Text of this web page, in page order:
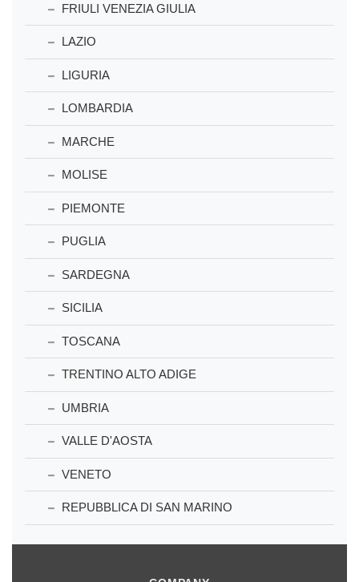
FRIULI VENEZIA GIULIA
LAZIO
LIGURIA
LOMBARDIA
MARCHE
MOLISE
PIEMONTE
PUGLIA
SARDEGNA
SICILIA
TOSCANA
TRENTINO ALTO ADIGE
UMBRIA
VALLE D'AOSTA
VENETO
REPUBBLICA DI SAN MARINO